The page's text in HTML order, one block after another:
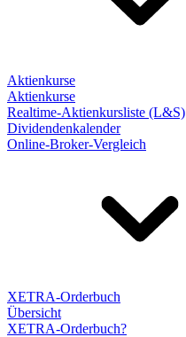
Aktienkurse
Aktienkurse
Realtime-Aktienkursliste (L&S)
Dividendenkalender
Online-Broker-Vergleich
XETRA-Orderbuch
Übersicht
XETRA-Orderbuch?